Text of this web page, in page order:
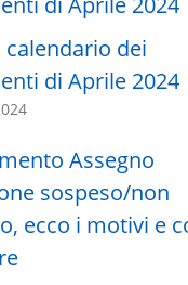
calendario dei
di Aprile 2024